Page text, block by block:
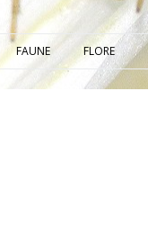
FAUNE FLORE